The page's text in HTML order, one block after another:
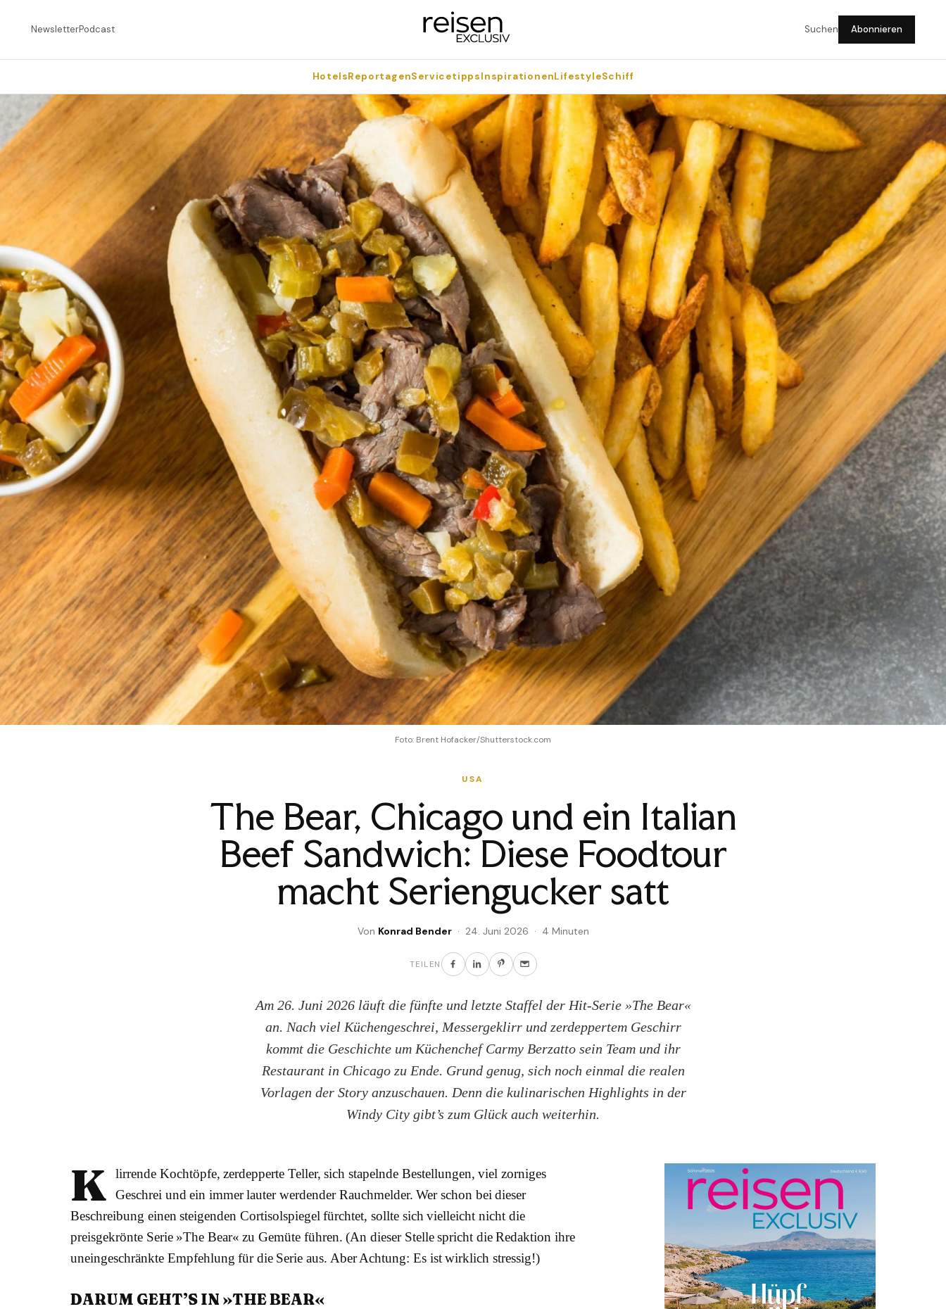
NewsletterPodcast Suchen Abonnieren
HotelsReportagenServicetippsInspirationenLifestyleSchiff
Foto: Brent Hofacker/Shutterstock.com
USA
The Bear, Chicago und ein Italian
Beef Sandwich: Diese Foodtour
macht Seriengucker satt
Von Konrad Bender· 24. Juni 2026 · 4 Minuten
TEILEN
Am 26. Juni 2026 läuft die fünfte und letzte Staffel der Hit-Serie »The Bear«
an. Nach viel Küchengeschrei, Messergeklirr und zerdeppertem Geschirr
kommt die Geschichte um Küchenchef Carmy Berzatto sein Team und ihr
Restaurant in Chicago zu Ende. Grund genug, sich noch einmal die realen
Vorlagen der Story anzuschauen. Denn die kulinarischen Highlights in der
Windy City gibt’s zum Glück auch weiterhin.
K
lirrende Kochtöpfe, zerdepperte Teller, sich stapelnde Bestellungen, viel zorniges
Geschrei und ein immer lauter werdender Rauchmelder. Wer schon bei dieser
Beschreibung einen steigenden Cortisolspiegel fürchtet, sollte sich vielleicht nicht die
preisgekrönte Serie »The Bear« zu Gemüte führen. (An dieser Stelle spricht die Redaktion ihre
uneingeschränkte Empfehlung für die Serie aus. Aber Achtung: Es ist wirklich stressig!)
DARUM GEHT’S IN »THE BEAR«